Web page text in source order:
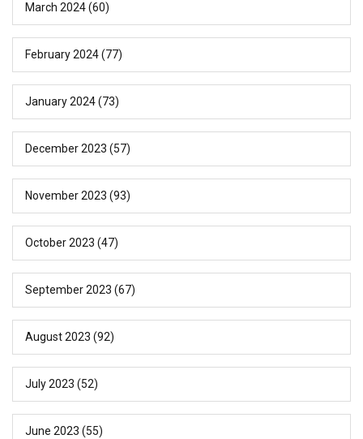
March 2024(60)
February 2024(77)
January 2024(73)
December 2023 (57)
November 2023 (93)
October 2023 (47)
September 2023 (67)
August 2023 (92)
July 2023 (52)
June 2023 (55)